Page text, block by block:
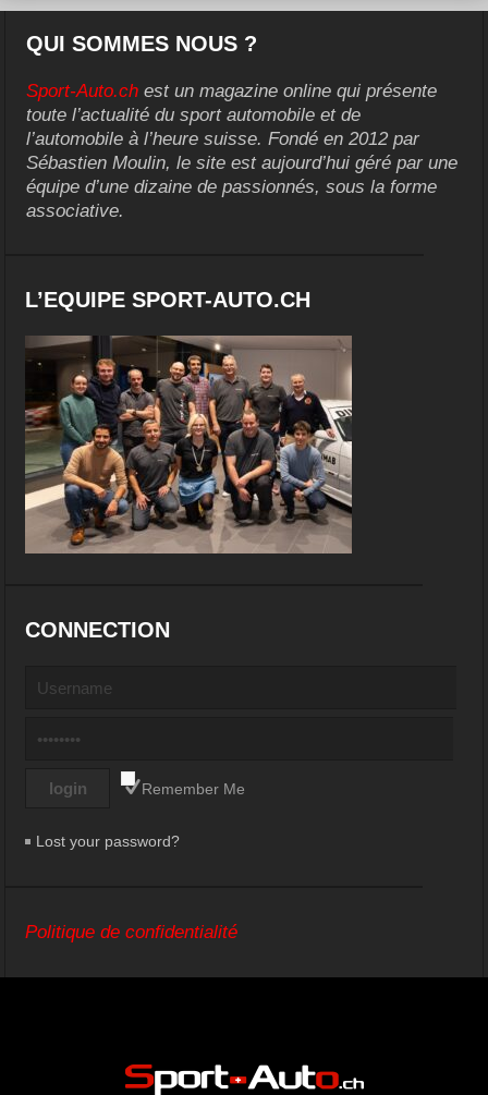
QUI SOMMES NOUS ?
Sport-Auto.ch est un magazine online qui présente
toute l’actualité du sport automobile et de
l’automobile à l’heure suisse. Fondé en 2012 par
Sébastien Moulin, le site est aujourd’hui géré par une
équipe d’une dizaine de passionnés, sous la forme
associative.
L’EQUIPE SPORT-AUTO.CH
CONNECTION
Remember Me
Lost your password?
Politique de confidentialité